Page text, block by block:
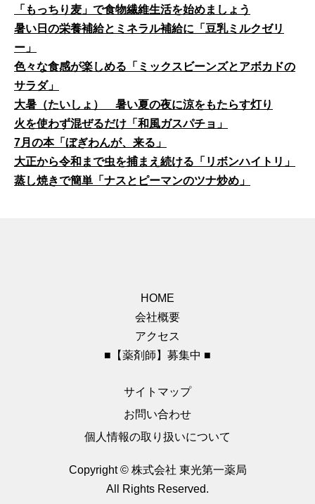
「もっちり麦」で食物繊維生活を始めましょう
暑い日の栄養補給とミネラル補給に「豆乳ミルクゼリ
ー」
色々な食感が楽しめる「ミックスビーンズとアボカドの
サラダ」
大暑（たいしょ） 暑い夏の夜に涼をもたらす灯り
火を使わず混ぜるだけ「和風ガスパチョ」
7月の本「ぼぎわんが、来る」
大正から令和まで虫を捕まえ続ける「リボンハイトリ」
蒸し焼きで簡単「ナスとピーマンのツナ炒め」
HOME
会社概要
アクセス
■【薬剤師】募集中 ■
サイトマップ
お問い合わせ
個人情報の取り扱いについて
Copyright © 株式会社 東光第一薬局
All Rights Reserved.